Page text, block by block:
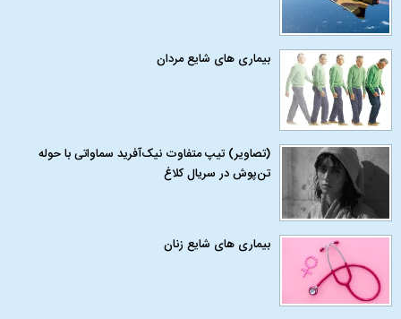
بیماری‌ های شایع مردان
(تصاویر) تیپ متفاوت نیک‌آفرید سماواتی با حوله
تن‌پوش در سریال کلاغ
بیماری‌ های شایع زنان